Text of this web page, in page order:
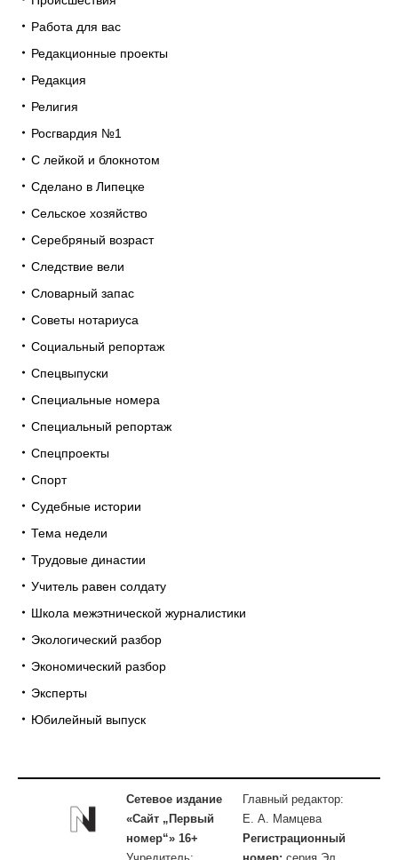
Работа для вас
Редакционные проекты
Редакция
Религия
Росгвардия №1
С лейкой и блокнотом
Сделано в Липецке
Сельское хозяйство
Серебряный возраст
Следствие вели
Словарный запас
Советы нотариуса
Социальный репортаж
Спецвыпуски
Специальные номера
Специальный репортаж
Спецпроекты
Спорт
Судебные истории
Тема недели
Трудовые династии
Учитель равен солдату
Школа межэтнической журналистики
Экологический разбор
Экономический разбор
Эксперты
Юбилейный выпуск
Сетевое издание
«Сайт „Первый
номер“» 16+
Главный редактор:
Е. А. Мамцева
Регистрационный